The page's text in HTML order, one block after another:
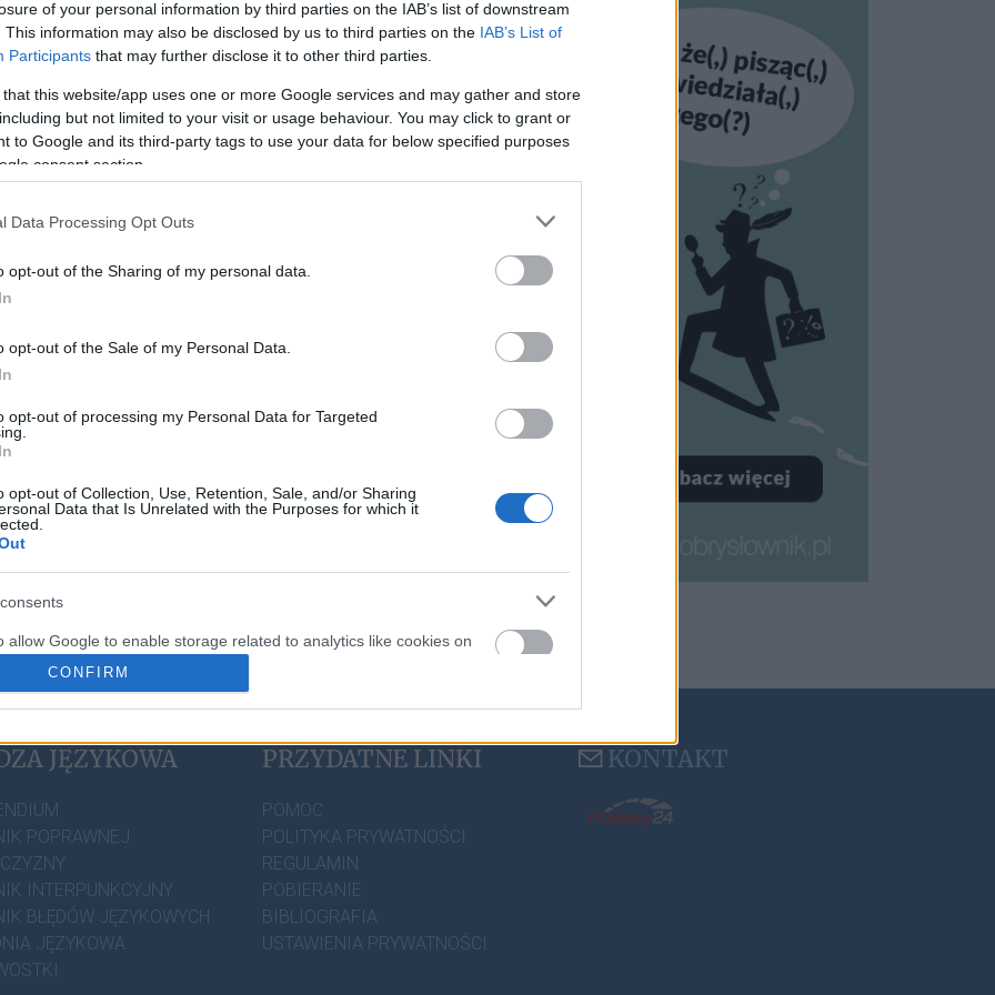
of your personal information by third parties on the IAB’s list of downstream
This information may also be disclosed by us to third parties on the IAB’s List of
Participants that may further disclose it to other third parties.
that this website/app uses one or more Google services and may gather and store
but not limited to your visit or usage behaviour. You may click to grant or
to Google and its third-party tags to use your data for below specified purposes
consent section.
Data Processing Opt Outs
opt-out of the Sharing of my personal data.
opt-out of the Sale of my Personal Data.
opt-out of processing my Personal Data for Targeted
opt-out of Collection, Use, Retention, Sale, and/or Sharing
Data that Is Unrelated with the Purposes for which it
allow Google to enable storage related to analytics like cookies on
identifiers in apps.
allow Google to enable storage related to personalization.
allow Google to enable storage related to security, including
CONFIRM
się na 36 288 km.
artykułów w Słowniku
w abonamencie Pro
JĘZYKOWA
POPRAWNEJ
INTERPUNKCYJNY
BŁĘDÓW JĘZYKOWYCH
JĘZYKOWA
PRZYDATNE LINKI
POMOC
POLITYKA PRYWATNOŚCI
REGULAMIN
POBIERANIE
BIBLIOGRAFIA
USTAWIENIA PRYWATNOŚCI
KONTAKT